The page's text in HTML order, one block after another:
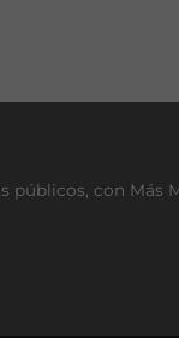
públicos, con Más